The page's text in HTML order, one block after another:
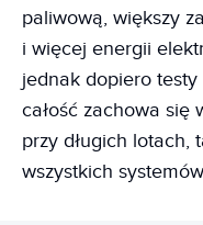
paliwową, większy
i więcej energii
jednak dopiero
całość zachowa się
przy długich lotach,
wszystkich